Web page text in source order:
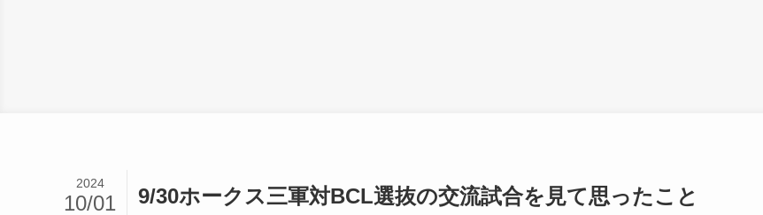
9/30ホークス三軍対BCL選抜の交流試合を見て思ったこと
2024
10/01